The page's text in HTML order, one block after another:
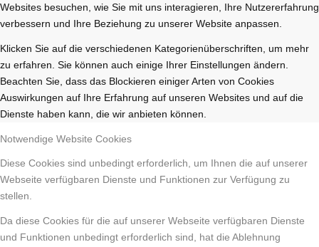
Websites besuchen, wie Sie mit uns interagieren, Ihre Nutzererfahrung
verbessern und Ihre Beziehung zu unserer Website anpassen.
Klicken Sie auf die verschiedenen Kategorienüberschriften, um mehr
zu erfahren. Sie können auch einige Ihrer Einstellungen ändern.
Beachten Sie, dass das Blockieren einiger Arten von Cookies
Auswirkungen auf Ihre Erfahrung auf unseren Websites und auf die
Dienste haben kann, die wir anbieten können.
Notwendige Website Cookies
Diese Cookies sind unbedingt erforderlich, um Ihnen die auf unserer
Webseite verfügbaren Dienste und Funktionen zur Verfügung zu
stellen.
Da diese Cookies für die auf unserer Webseite verfügbaren Dienste
und Funktionen unbedingt erforderlich sind, hat die Ablehnung